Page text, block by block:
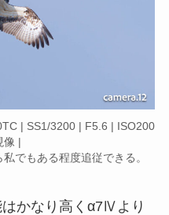
| SS1/3200 | F5.6 | ISO200
像 |
でもある程度追従できる。
かなり高くα7Ⅳより